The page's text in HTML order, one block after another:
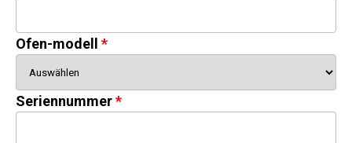
Ofen-modell
Seriennummer